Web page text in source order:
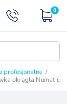
0
profesjonalne /
okrągła Numatic